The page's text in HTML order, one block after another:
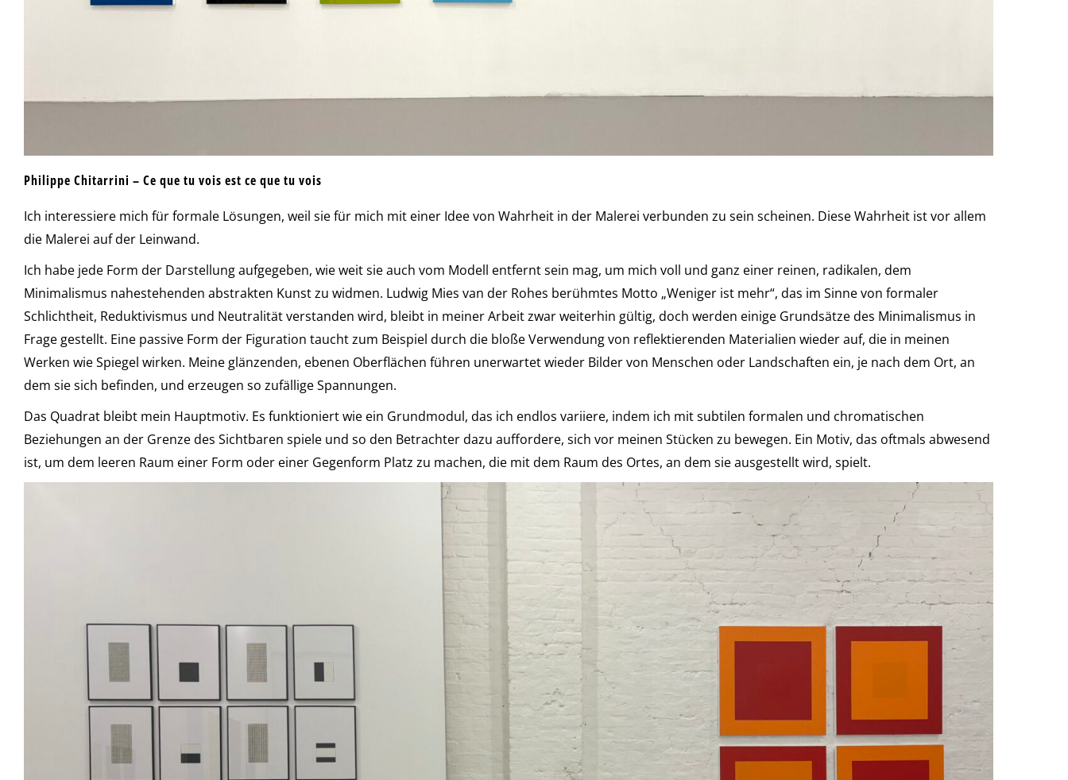
Philippe Chitarrini – Ce que tu vois est ce que tu vois
Ich interessiere mich für formale Lösungen, weil sie für mich mit einer Idee von Wahrheit in der Malerei verbunden zu sein scheinen. Diese Wahrheit ist vor allem
die Malerei auf der Leinwand.
Ich habe jede Form der Darstellung aufgegeben, wie weit sie auch vom Modell entfernt sein mag, um mich voll und ganz einer reinen, radikalen, dem
Minimalismus nahestehenden abstrakten Kunst zu widmen. Ludwig Mies van der Rohes berühmtes Motto „Weniger ist mehr“, das im Sinne von formaler
Schlichtheit, Reduktivismus und Neutralität verstanden wird, bleibt in meiner Arbeit zwar weiterhin gültig, doch werden einige Grundsätze des Minimalismus in
Frage gestellt. Eine passive Form der Figuration taucht zum Beispiel durch die bloße Verwendung von reflektierenden Materialien wieder auf, die in meinen
Werken wie Spiegel wirken. Meine glänzenden, ebenen Oberflächen führen unerwartet wieder Bilder von Menschen oder Landschaften ein, je nach dem Ort, an
dem sie sich befinden, und erzeugen so zufällige Spannungen.
Das Quadrat bleibt mein Hauptmotiv. Es funktioniert wie ein Grundmodul, das ich endlos variiere, indem ich mit subtilen formalen und chromatischen
Beziehungen an der Grenze des Sichtbaren spiele und so den Betrachter dazu auffordere, sich vor meinen Stücken zu bewegen. Ein Motiv, das oftmals abwesend
ist, um dem leeren Raum einer Form oder einer Gegenform Platz zu machen, die mit dem Raum des Ortes, an dem sie ausgestellt wird, spielt.